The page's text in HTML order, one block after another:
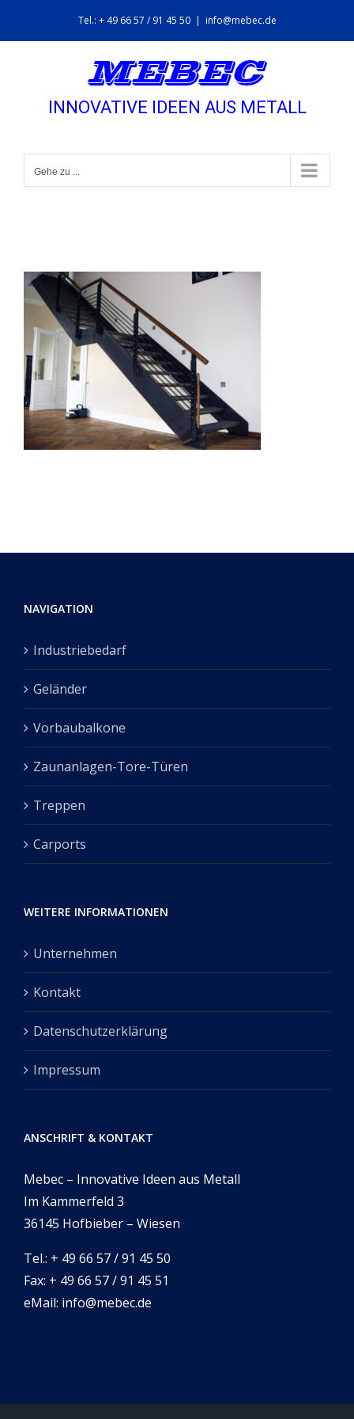
Tel.: + 49 66 57 / 91 45 50 | info@mebec.de
INNOVATIVE IDEEN AUS METALL
Gehe zu ...
NAVIGATION
Industriebedarf
Geländer
Vorbaubalkone
Zaunanlagen-Tore-Türen
Treppen
Carports
WEITERE INFORMATIONEN
Unternehmen
Kontakt
Datenschutzerklärung
Impressum
ANSCHRIFT & KONTAKT
Mebec – Innovative Ideen aus Metall
Im Kammerfeld 3
36145 Hofbieber – Wiesen
Tel.: + 49 66 57 / 91 45 50
Fax: + 49 66 57 / 91 45 51
eMail: info@mebec.de